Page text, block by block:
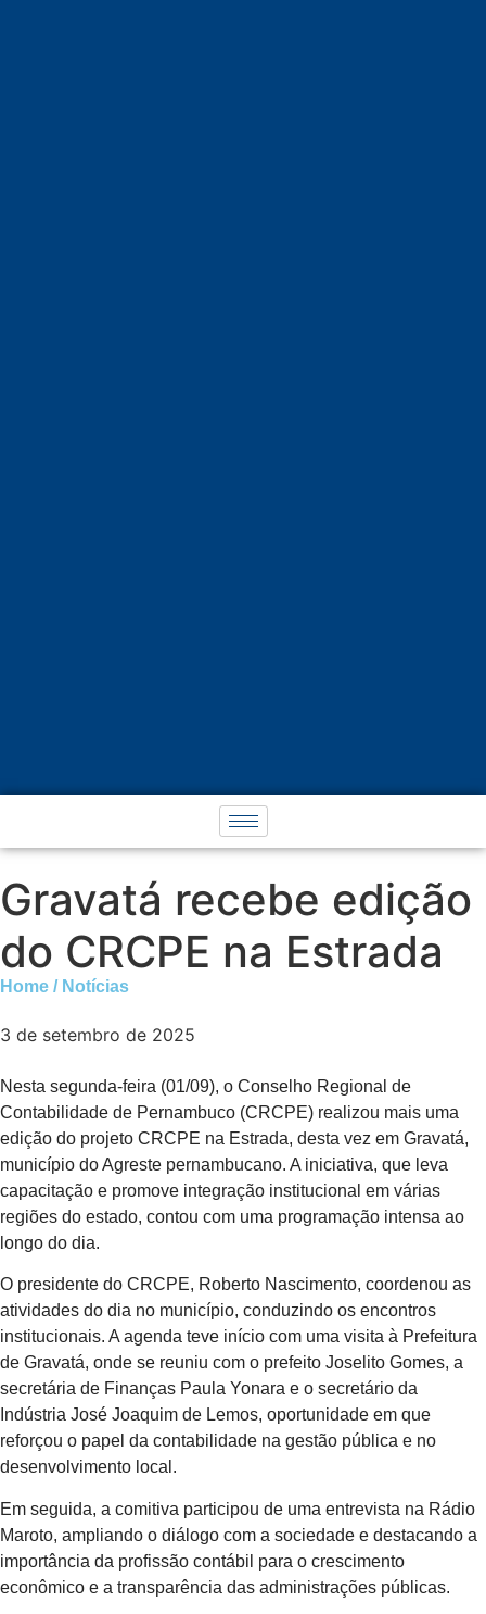
Gravatá recebe edição
do CRCPE na Estrada
Home / Notícias
3 de setembro de 2025
Nesta segunda-feira (01/09), o Conselho Regional de
Contabilidade de Pernambuco (CRCPE) realizou mais uma
edição do projeto CRCPE na Estrada, desta vez em Gravatá,
município do Agreste pernambucano. A iniciativa, que leva
capacitação e promove integração institucional em várias
regiões do estado, contou com uma programação intensa ao
longo do dia.
O presidente do CRCPE, Roberto Nascimento, coordenou as
atividades do dia no município, conduzindo os encontros
institucionais. A agenda teve início com uma visita à Prefeitura
de Gravatá, onde se reuniu com o prefeito Joselito Gomes, a
secretária de Finanças Paula Yonara e o secretário da
Indústria José Joaquim de Lemos, oportunidade em que
reforçou o papel da contabilidade na gestão pública e no
desenvolvimento local.
Em seguida, a comitiva participou de uma entrevista na Rádio
Maroto, ampliando o diálogo com a sociedade e destacando a
importância da profissão contábil para o crescimento
econômico e a transparência das administrações públicas.